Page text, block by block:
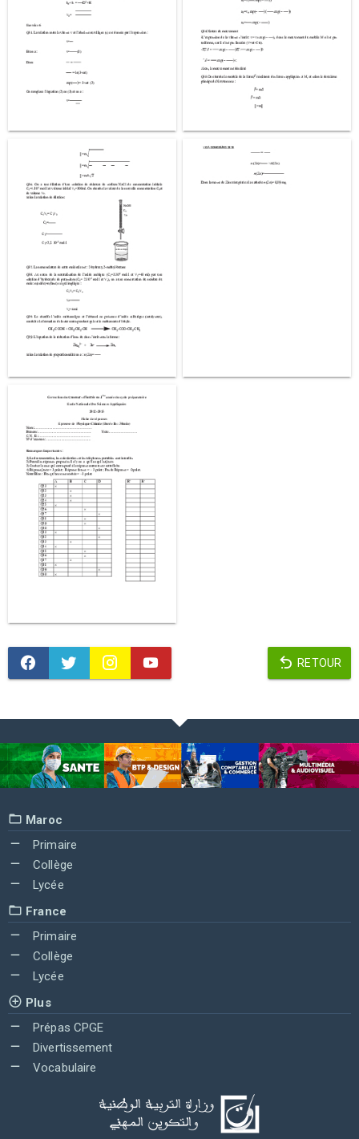
RETOUR
Maroc
Primaire
Collège
Lycée
France
Primaire
Collège
Lycée
Plus
Prépas CPGE
Divertissement
Vocabulaire